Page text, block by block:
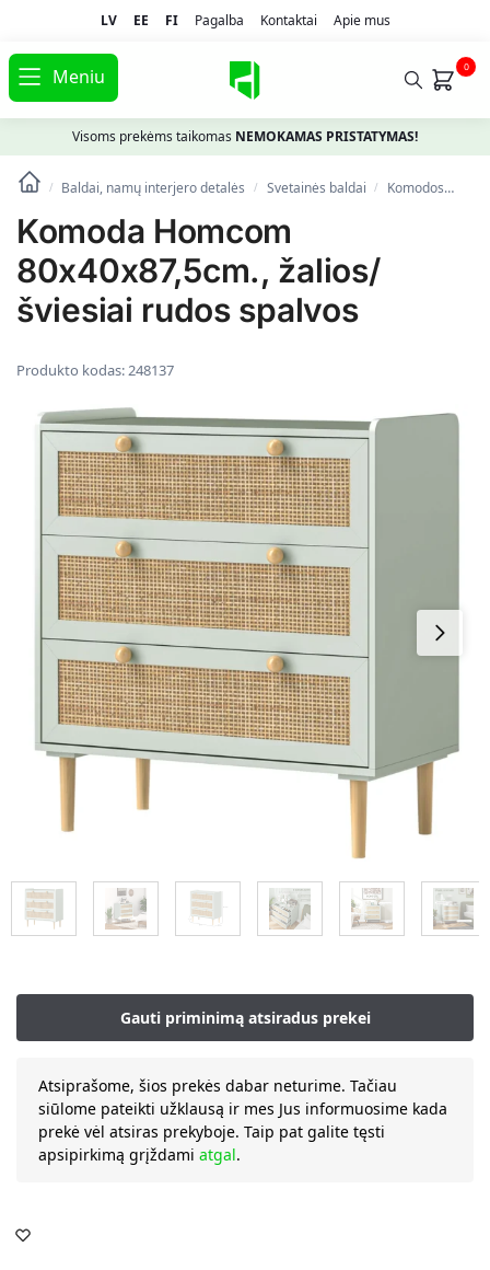
LV EE FI Pagalba Kontaktai Apie mus
Meniu 0
Visoms prekėms taikomas NEMOKAMAS PRISTATYMAS!
/ Baldai, namų interjero detalės / Svetainės baldai / Komodos
Komoda Homcom
80x40x87,5cm., žalios/
šviesiai rudos spalvos
Produkto kodas:248137
Atsiprašome, šios prekės dabar neturime. Tačiau
siūlome pateikti užklausą ir mes Jus informuosime kada
prekė vėl atsiras prekyboje. Taip pat galite tęsti
apsipirkimą grįždami atgal.